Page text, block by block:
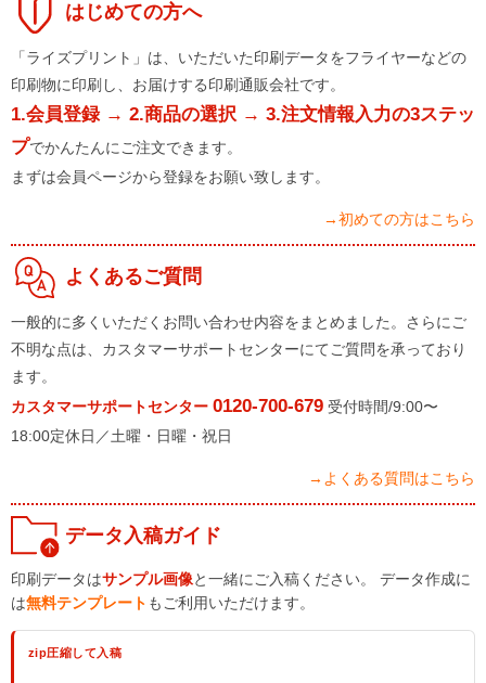
はじめての方へ
「ライズプリント」は、いただいた印刷データをフライヤーなどの
印刷物に印刷し、お届けする印刷通販会社です。
1.会員登録 → 2.商品の選択 → 3.注文情報入力の3ステッ
プでかんたんにご注文できます。
まずは会員ページから登録をお願い致します。
→初めての方はこちら
よくあるご質問
一般的に多くいただくお問い合わせ内容をまとめました。さらにご
不明な点は、カスタマーサポートセンターにてご質問を承っており
ます。
カスタマーサポートセンター 0120-700-679 受付時間/9:00〜
18:00定休日／土曜・日曜・祝日
→よくある質問はこちら
データ入稿ガイド
印刷データはサンプル画像 と一緒にご入稿ください。 データ作成に
は無料テンプレート もご利用いただけます。
zip圧縮して入稿